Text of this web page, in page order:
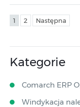
1 2 Następna
Kategorie
Comarch ERP
Windykacja